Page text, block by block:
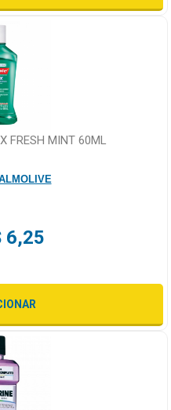
FRESH MINT 60ML
6,25